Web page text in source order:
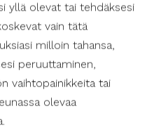
yllä olevat tai tehdäksesi
vain tätä
milloin tahansa,
peruuttaminen,
vaihtopainikkeita tai
olevaa
mukanasi menoissa
voi olla korvaamaton
Joensuun
kahviloissa tai
tarjoaa
liikkumista,
askareita. Avustaja